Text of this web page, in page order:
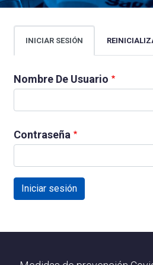
Solapas
principales
INICIAR SESIÓN
Nombre De Usuario
Contraseña
Footer